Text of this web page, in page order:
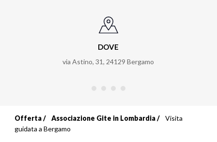
DOVE
via Astino, 31, 24129 Bergamo
Briciole
Offerta Associazione Gite in Lombardia
Visita
guidata a Bergamo